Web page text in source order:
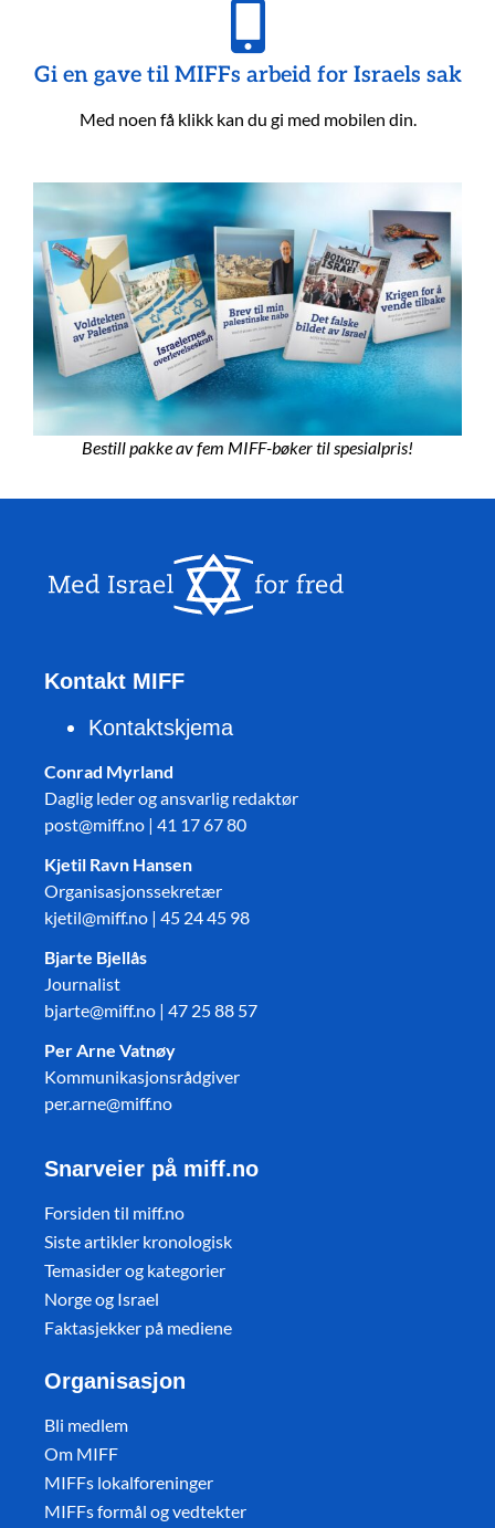
Gi en gave til MIFFs arbeid for Israels sak
Med noen få klikk kan du gi med mobilen din.
Bestill pakke av fem MIFF-bøker til spesialpris!
Kontakt MIFF
Kontaktskjema
Conrad Myrland
Daglig leder og ansvarlig redaktør
post@miff.no | 41 17 67 80
Kjetil Ravn Hansen
Organisasjonssekretær
kjetil@miff.no | 45 24 45 98
Bjarte Bjellås
Journalist
bjarte@miff.no | 47 25 88 57
Per Arne Vatnøy
Kommunikasjonsrådgiver
per.arne@miff.no
Snarveier på miff.no
Forsiden til miff.no
Siste artikler kronologisk
Temasider og kategorier
Norge og Israel
Faktasjekker på mediene
Organisasjon
Bli medlem
Om MIFF
MIFFs lokalforeninger
MIFFs formål og vedtekter